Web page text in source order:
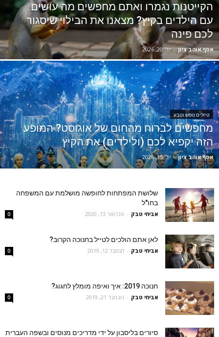
הקייטנות נגמרו ואתם מחפשים מה עושים
עם הילדים בקיץ? מצאנו את הבילוי שיסגור
לכם פינה
אסף אוהב ציון - יולי 20, 2026
טיולים נופש וטבע
מחפשים לברוח מהחום של אוגוסט? המופע
הזה יקפיא לכם (ולילדים) את הקיץ
אסף אוהב ציון - יולי 15, 2026
שלושת המפתחות לחופשה מושלמת עם המשפחה
בחו"ל
אביחי טבק - פברואר 13, 2020 0
לאן אתם הולכים לטייל בחנוכה הקרוב?
אביחי טבק - דצמבר 12, 2019 0
חנוכה 2019: איך ואיפה מומלץ לחגוג?
אביחי טבק - נובמבר 21, 2019 0
סיורים בליסבון על ידי מדריכים מנוסים ובשפה העברית